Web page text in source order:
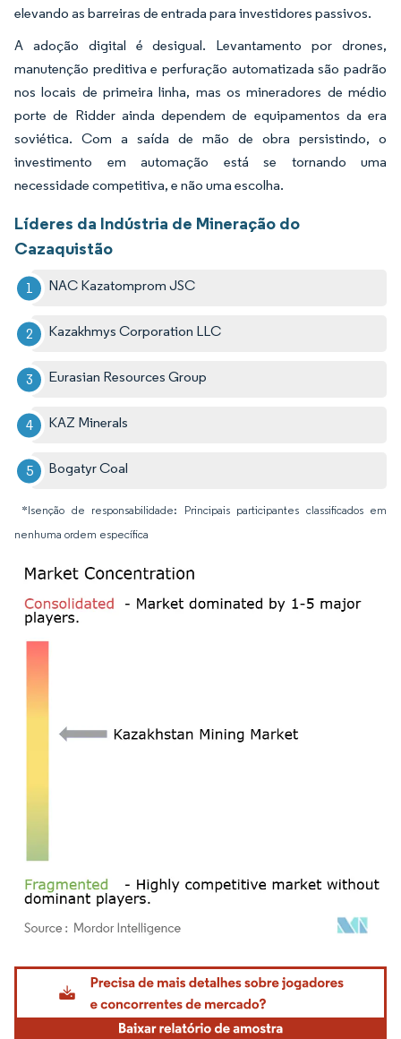
elevando as barreiras de entrada para investidores passivos.
A adoção digital é desigual. Levantamento por drones,
manutenção preditiva e perfuração automatizada são padrão
nos locais de primeira linha, mas os mineradores de médio
porte de Ridder ainda dependem de equipamentos da era
soviética. Com a saída de mão de obra persistindo, o
investimento em automação está se tornando uma
necessidade competitiva, e não uma escolha.
Líderes da Indústria de Mineração do
Cazaquistão
NAC Kazatomprom JSC
Kazakhmys Corporation LLC
Eurasian Resources Group
KAZ Minerals
Bogatyr Coal
*Isenção de responsabilidade: Principais participantes classificados em
nenhuma ordem específica
Imagem © Mordor Intelligence. O reuso requer atribuição conforme CC BY 4.0.